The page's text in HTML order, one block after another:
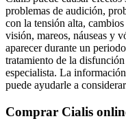
problemas de audición,
con la tensión alta,
visión, mareos, náuseas y
aparecer durante un
tratamiento de la
especialista. La
puede ayudarle a
Comprar Cialis